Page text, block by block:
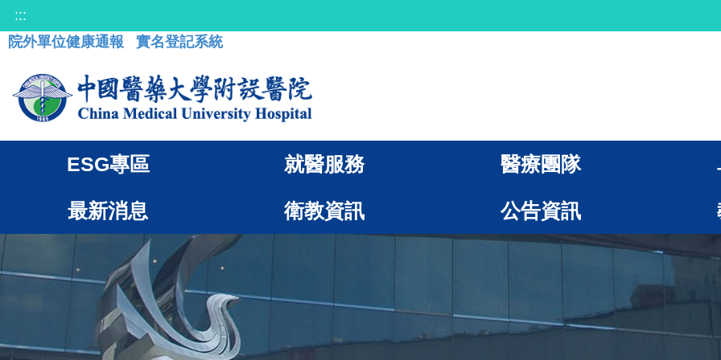
:::
院外單位健康通報
實名登記系統
ESG專區 就醫服務 醫療團隊
最新消息 衛教資訊 公告資訊